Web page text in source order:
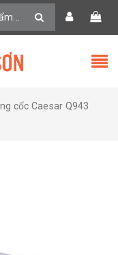
cốc Caesar Q943